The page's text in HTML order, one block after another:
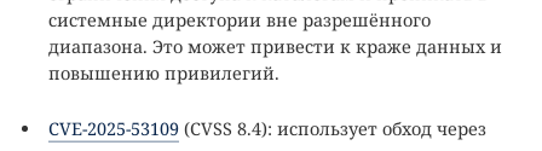
системные директории вне разрешённого
диапазона. Это может привести к краже данных и
повышению привилегий.
CVE-2025-53109 (CVSS 8.4): использует обход через